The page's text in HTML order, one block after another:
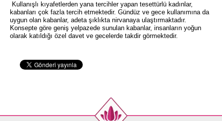
Kullanışlı kıyafetlerden yana tercihler yapan tesettürlü kadınlar,
kabanları çok fazla tercih etmektedir. Gündüz ve gece kullanımına da
uygun olan kabanlar, adeta şıklıkta nirvanaya ulaştırmaktadır.
Konsepte göre geniş yelpazede sunulan kabanlar, insanların yoğun
olarak katıldığı özel davet ve gecelerde takdir görmektedir.